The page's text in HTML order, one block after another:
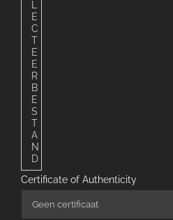
E
C
T
E
E
R
B
E
S
T
A
N
D
Certificate of Authenticity